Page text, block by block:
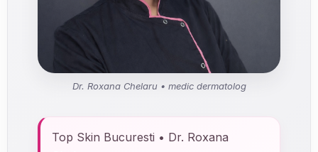
Top Skin Bucuresti • Dr. Roxana
Dr. Roxana Chelaru • medic dermatolog